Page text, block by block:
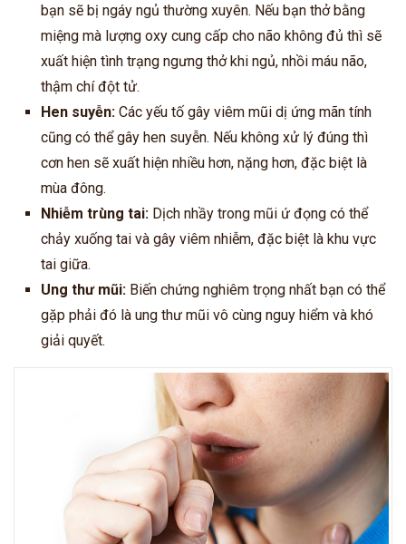
bạn sẽ bị ngáy ngủ thường xuyên. Nếu bạn thở bằng
miệng mà lượng oxy cung cấp cho não không đủ thì sẽ
xuất hiện tình trạng ngưng thở khi ngủ, nhồi máu não,
thậm chí đột tử.
Hen suyễn: Các yếu tố gây viêm mũi dị ứng mãn tính
cũng có thể gây hen suyễn. Nếu không xử lý đúng thì
cơn hen sẽ xuất hiện nhiều hơn, nặng hơn, đặc biệt là
mùa đông.
Nhiễm trùng tai: Dịch nhầy trong mũi ứ đọng có thể
chảy xuống tai và gây viêm nhiễm, đặc biệt là khu vực
tai giữa.
Ung thư mũi: Biến chứng nghiêm trọng nhất bạn có thể
gặp phải đó là ung thư mũi vô cùng nguy hiểm và khó
giải quyết.